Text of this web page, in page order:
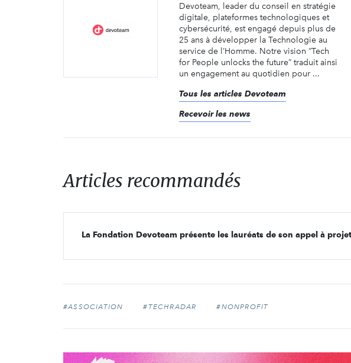
Devoteam, leader du conseil en stratégie
digitale, plateformes technologiques et
cybersécurité, est engagé depuis plus de
25 ans à développer la Technologie au
service de l’Homme. Notre vision “Tech
for People unlocks the future” traduit ainsi
un engagement au quotidien pour ...
Tous les articles Devoteam
Recevoir les news
Articles recommandés
La Fondation Devoteam présente les lauréats de son appel à
#ASSOCIATION #TECHRADAR #NONPROFIT